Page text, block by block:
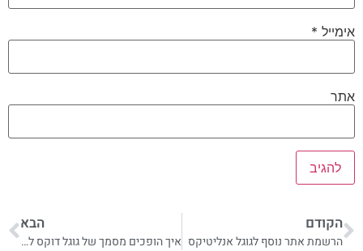
אימייל *
אתר
הקודם
הרשמת אתר נוסף לגוגל אנליטיקס
הבא
איך הופכים מסמך של גוגל דוקס למסמך pdf